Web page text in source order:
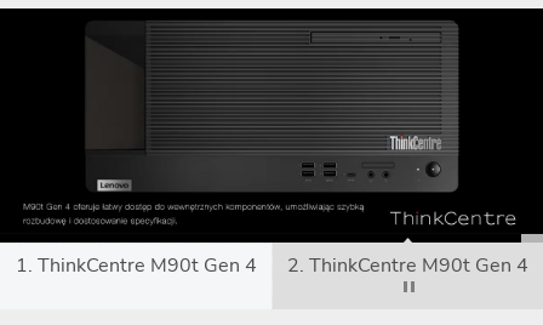
1. ThinkCentre M90t Gen 4 2. ThinkCentre M90t Gen 4